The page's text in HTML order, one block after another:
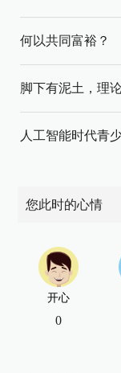
何以共同富裕？
脚下有泥土，理
人工智能时代青
您此时的心情
开心
0